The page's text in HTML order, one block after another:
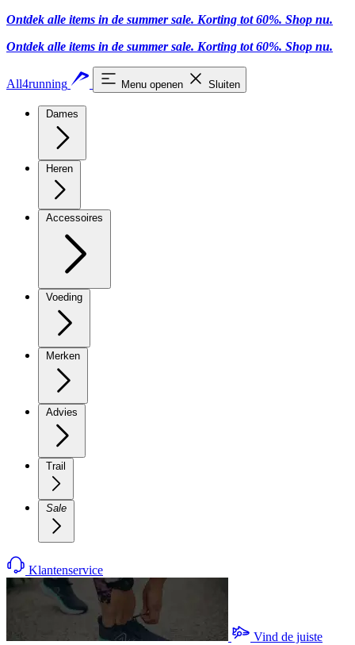
Ontdek alle items in de summer sale. Korting tot 60%. Shop nu.
Ontdek alle items in de summer sale. Korting tot 60%. Shop nu.
All4running Menu openen Sluiten
Dames
Heren
Accessoires
Voeding
Merken
Advies
Trail
Sale
Klantenservice
Vind de juiste